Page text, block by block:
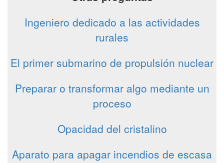
Ingeniero dedicado a las actividades
rurales
El primer submarino de propulsión nuclear
Preparar o transformar algo mediante un
proceso
Opacidad del cristalino
Aparato para apagar incendios de escasa